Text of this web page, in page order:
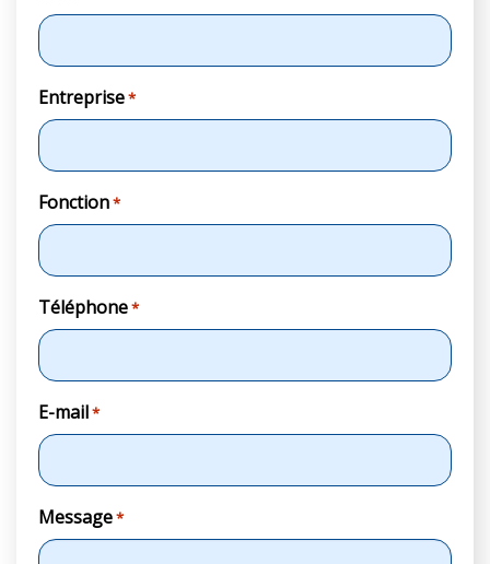
Entreprise*
Fonction*
Téléphone*
E-mail*
Message*